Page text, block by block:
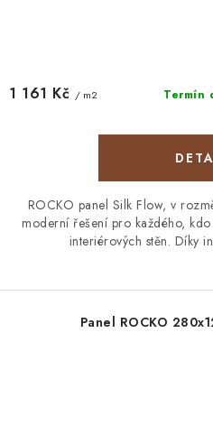
Termín
1 161 Kč / m2
ROCKO panel Silk Flow, v
moderní řešení pro každého,
interiérových stěn. Díky
Panel ROCKO